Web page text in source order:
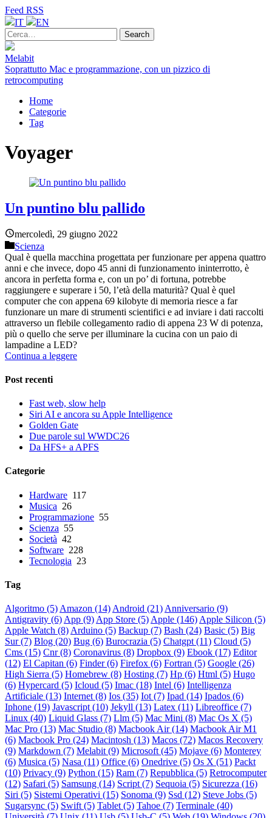
Feed RSS
IT
EN
Melabit
Soprattutto Mac e programmazione, con un pizzico di
retrocomputing
Home
Categorie
Tag
Voyager
Un puntino blu pallido
mercoledì, 29 giugno 2022
Scienza
Qual è quella macchina progettata per funzionare per appena quattro
anni e che invece, dopo 45 anni di funzionamento ininterrotto, è
ancora in perfetta forma e, con un po’ di fortuna, potrebbe
raggiungere e superare i 50, l’età della maturità? Qual è quel
computer che con appena 69 kilobyte di memoria riesce a far
funzionare un mare di strumenti scientifici e ad inviare i dati raccolti
attraverso un flebile collegamento radio di appena 23 W di potenza,
più o quello che serve per illuminare la cucina con un paio di
lampadine a LED?
Continua a leggere
Post recenti
Fast web, slow help
Siri AI e ancora su Apple Intelligence
Golden Gate
Due parole sul WWDC26
Da HFS+ a APFS
Categorie
Hardware 117
Musica 26
Programmazione 55
Scienza 55
Società 42
Software 228
Tecnologia 23
Tag
Algoritmo (5) Amazon (14) Android (21) Anniversario (9)
Antigravity (6) App (9) App Store (5) Apple (146) Apple Silicon (5)
Apple Watch (8) Arduino (5) Backup (7) Bash (24) Basic (5) Big
Sur (7) Blog (20) Bug (6) Burocrazia (5) Chatgpt (11) Cloud (5)
Cms (15) Cnr (8) Coronavirus (8) Dropbox (9) Ebook (17) Editor
(12) El Capitan (6) Finder (6) Firefox (6) Fortran (5) Google (26)
High Sierra (5) Homebrew (8) Hosting (7) Hp (6) Html (5) Hugo
(6) Hypercard (5) Icloud (5) Imac (18) Intel (6) Intelligenza
Artificiale (13) Internet (8) Ios (35) Iot (7) Ipad (14) Ipados (6)
Iphone (19) Javascript (10) Jekyll (13) Latex (11) Libreoffice (7)
Linux (40) Liquid Glass (7) Llm (5) Mac Mini (8) Mac Os X (5)
Mac Pro (13) Mac Studio (8) Macbook Air (14) Macbook Air M1
(6) Macbook Pro (24) Macintosh (13) Macos (72) Macos Recovery
(9) Markdown (7) Melabit (9) Microsoft (45) Mojave (6) Monterey
(6) Musica (5) Nasa (11) Office (6) Onedrive (5) Os X (51) Packt
(10) Privacy (9) Python (15) Ram (7) Repubblica (5) Retrocomputer
(12) Safari (5) Samsung (14) Script (7) Sequoia (5) Sicurezza (16)
Siri (5) Sistemi Operativi (15) Sonoma (9) Ssd (12) Steve Jobs (5)
Sugarsync (5) Swift (5) Tablet (5) Tahoe (7) Terminale (40)